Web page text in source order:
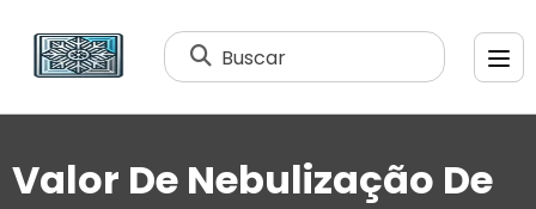
Buscar
Valor De Nebulização De